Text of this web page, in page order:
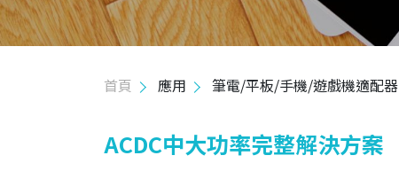
品質政策
首頁 應用 筆電/平板/手機/遊戲機適配器
ACDC中大功率完整解決方案